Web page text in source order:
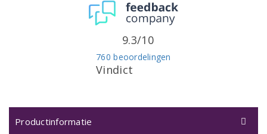
Vindict
760 beoordelingen
9.3/10
Productinformatie